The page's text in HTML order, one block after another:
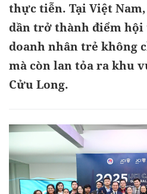
thực tiễn. Tại Việt Nam,
dần trở thành điểm hội
doanh nhân trẻ không
mà còn lan tỏa ra khu
Cửu Long.